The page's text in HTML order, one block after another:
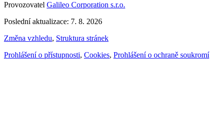
Provozovatel Galileo Corporation s.r.o.
Poslední aktualizace: 7. 8. 2026
Změna vzhledu, Struktura stránek
Prohlášení o přístupnosti, Cookies, Prohlášení o ochraně soukromí